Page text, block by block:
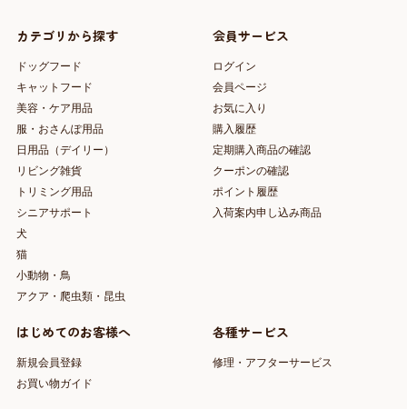
カテゴリから探す
ドッグフード
キャットフード
美容・ケア用品
服・おさんぽ用品
日用品（デイリー）
リビング雑貨
トリミング用品
シニアサポート
犬
猫
小動物・鳥
アクア・爬虫類・昆虫
会員サービス
ログイン
会員ページ
お気に入り
購入履歴
定期購入商品の確認
クーポンの確認
ポイント履歴
入荷案内申し込み商品
はじめてのお客様へ
新規会員登録
お買い物ガイド
各種サービス
修理・アフターサービス